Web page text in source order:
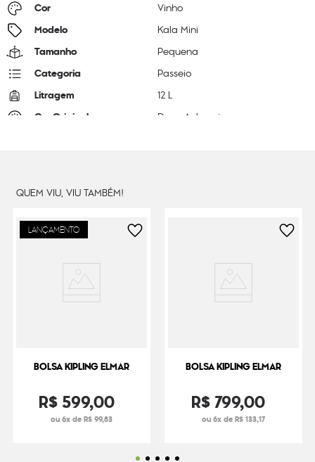
Cor Vinho
Modelo Kala Mini
Tamanho Pequena
Categoria Passeio
Litragem 12 L
Cor Original Deep Aubergine
QUEM VIU, VIU TAMBÉM!
LANÇAMENTO
BOLSA KIPLING ELMAR
R$599,00
ou 6x de R$ 99,83
BOLSA KIPLING ELMAR
R$799,00
ou 6x de R$ 133,17